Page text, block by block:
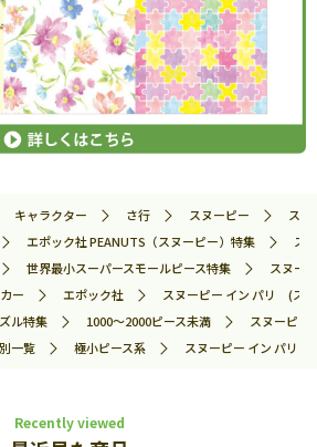
キャラクター さ行 スヌーピー
ス
エポック社 PEANUTS（スヌーピー）特集
ス
世界最小スーパースモールピース特集
スヌー
ー エポック社
スヌーピー イン パリ (ス
ル特集 1000～2000ピース未満
スヌーピ
一覧 極小ピース系 スヌーピー イン パリ
Recently viewed